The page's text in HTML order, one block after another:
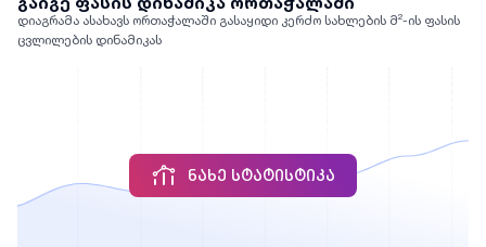
დიაგრამა ასახავს ორთაჭალაში გასაყიდი კერძო სახლების მ²-ის ფასის
ცვლილების დინამიკას
ᲜᲐᲮᲔ ᲡᲢᲐᲢᲘᲡᲢᲘᲙᲐ